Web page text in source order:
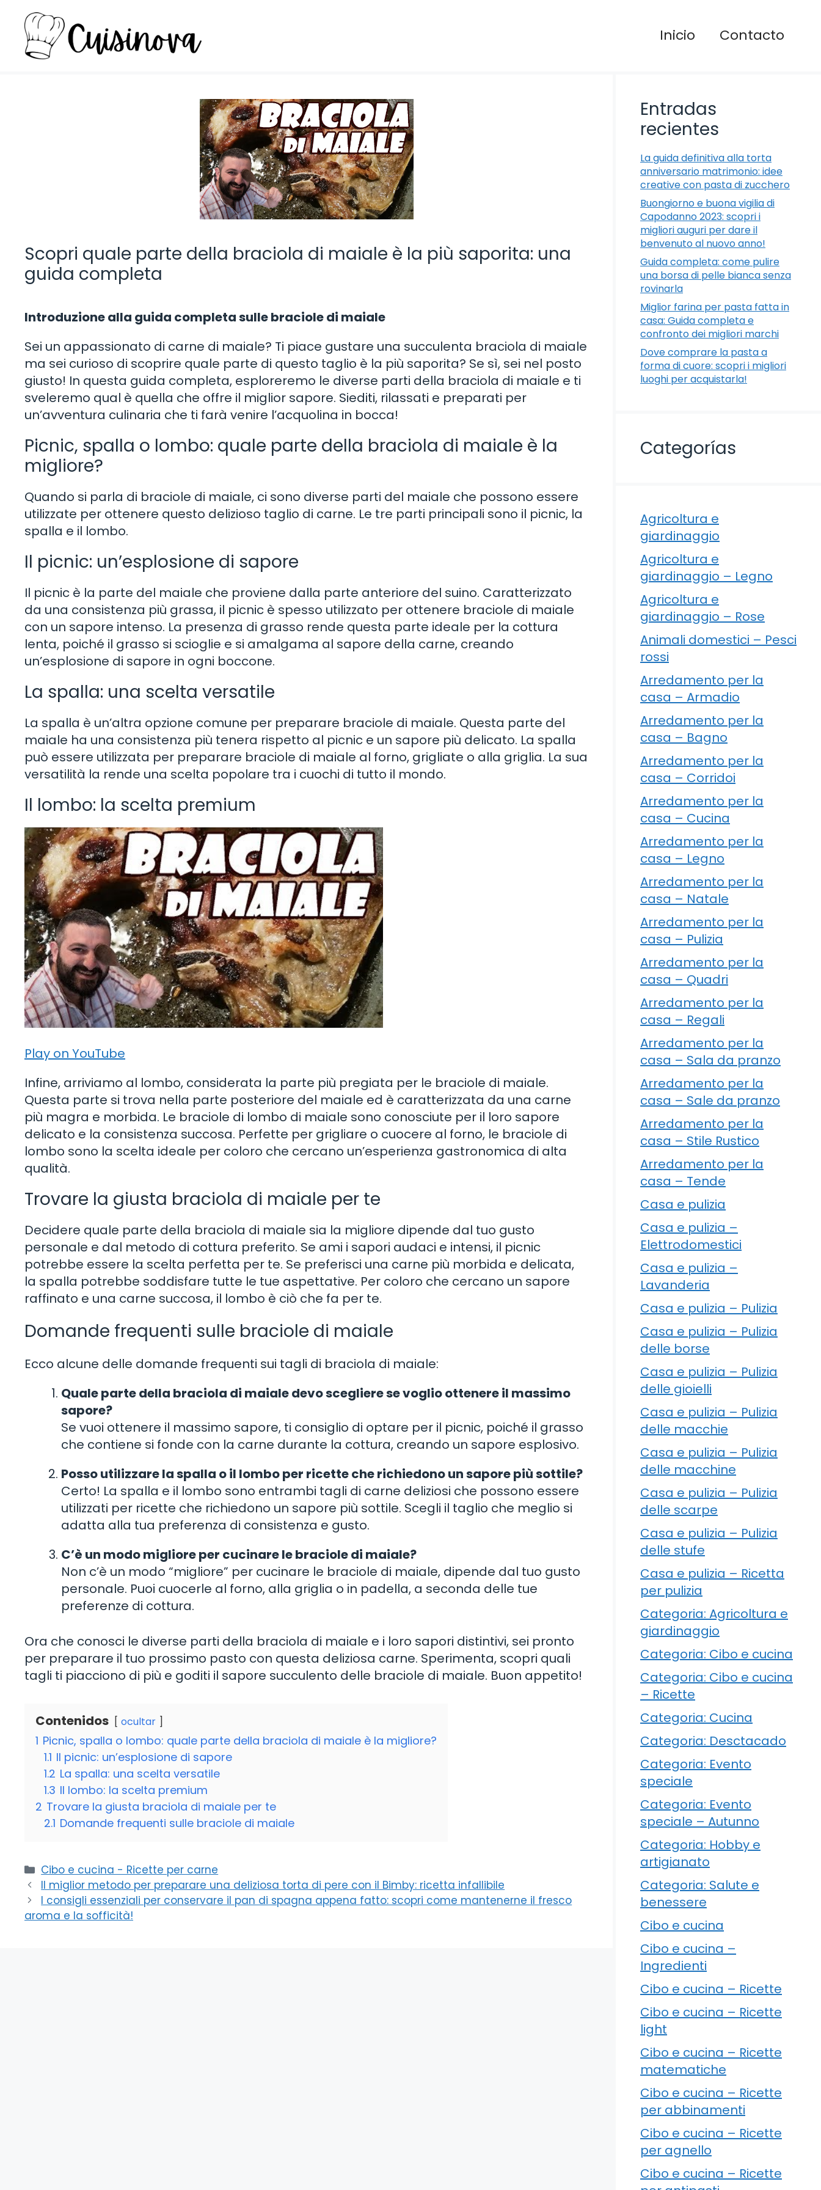
contenuto
Inicio Contacto
Scopri quale parte della braciola di maiale è la più saporita: una
guida completa
Introduzione alla guida completa sulle braciole di maiale
Sei un appassionato di carne di maiale? Ti piace gustare una succulenta braciola di maiale
ma sei curioso di scoprire quale parte di questo taglio è la più saporita? Se sì, sei nel posto
giusto! In questa guida completa, esploreremo le diverse parti della braciola di maiale e ti
sveleremo qual è quella che offre il miglior sapore. Siediti, rilassati e preparati per
un’avventura culinaria che ti farà venire l’acquolina in bocca!
Picnic, spalla o lombo: quale parte della braciola di maiale è la
migliore?
Quando si parla di braciole di maiale, ci sono diverse parti del maiale che possono essere
utilizzate per ottenere questo delizioso taglio di carne. Le tre parti principali sono il picnic, la
spalla e il lombo.
Il picnic: un’esplosione di sapore
Il picnic è la parte del maiale che proviene dalla parte anteriore del suino. Caratterizzato
da una consistenza più grassa, il picnic è spesso utilizzato per ottenere braciole di maiale
con un sapore intenso. La presenza di grasso rende questa parte ideale per la cottura
lenta, poiché il grasso si scioglie e si amalgama al sapore della carne, creando
un’esplosione di sapore in ogni boccone.
La spalla: una scelta versatile
La spalla è un’altra opzione comune per preparare braciole di maiale. Questa parte del
maiale ha una consistenza più tenera rispetto al picnic e un sapore più delicato. La spalla
può essere utilizzata per preparare braciole di maiale al forno, grigliate o alla griglia. La sua
versatilità la rende una scelta popolare tra i cuochi di tutto il mondo.
Il lombo: la scelta premium
Play on YouTube
Infine, arriviamo al lombo, considerata la parte più pregiata per le braciole di maiale.
Questa parte si trova nella parte posteriore del maiale ed è caratterizzata da una carne
più magra e morbida. Le braciole di lombo di maiale sono conosciute per il loro sapore
delicato e la consistenza succosa. Perfette per grigliare o cuocere al forno, le braciole di
lombo sono la scelta ideale per coloro che cercano un’esperienza gastronomica di alta
qualità.
Trovare la giusta braciola di maiale per te
Decidere quale parte della braciola di maiale sia la migliore dipende dal tuo gusto
personale e dal metodo di cottura preferito. Se ami i sapori audaci e intensi, il picnic
potrebbe essere la scelta perfetta per te. Se preferisci una carne più morbida e delicata,
la spalla potrebbe soddisfare tutte le tue aspettative. Per coloro che cercano un sapore
raffinato e una carne succosa, il lombo è ciò che fa per te.
Domande frequenti sulle braciole di maiale
Ecco alcune delle domande frequenti sui tagli di braciola di maiale:
Quale parte della braciola di maiale devo scegliere se voglio ottenere il massimo
sapore?
Se vuoi ottenere il massimo sapore, ti consiglio di optare per il picnic, poiché il grasso
che contiene si fonde con la carne durante la cottura, creando un sapore esplosivo.
Posso utilizzare la spalla o il lombo per ricette che richiedono un sapore più sottile?
Certo! La spalla e il lombo sono entrambi tagli di carne deliziosi che possono essere
utilizzati per ricette che richiedono un sapore più sottile. Scegli il taglio che meglio si
adatta alla tua preferenza di consistenza e gusto.
C’è un modo migliore per cucinare le braciole di maiale?
Non c’è un modo “migliore” per cucinare le braciole di maiale, dipende dal tuo gusto
personale. Puoi cuocerle al forno, alla griglia o in padella, a seconda delle tue
preferenze di cottura.
Ora che conosci le diverse parti della braciola di maiale e i loro sapori distintivi, sei pronto
per preparare il tuo prossimo pasto con questa deliziosa carne. Sperimenta, scopri quali
tagli ti piacciono di più e goditi il ​​sapore succulento delle braciole di maiale. Buon appetito!
Contenidos ocultar
1 Picnic, spalla o lombo: quale parte della braciola di maiale è la migliore?
1.1 Il picnic: un’esplosione di sapore
1.2 La spalla: una scelta versatile
1.3 Il lombo: la scelta premium
2 Trovare la giusta braciola di maiale per te
2.1 Domande frequenti sulle braciole di maiale
Categorie
Cibo e cucina - Ricette per carne
Il miglior metodo per preparare una deliziosa torta di pere con il Bimby: ricetta infallibile
I consigli essenziali per conservare il pan di spagna appena fatto: scopri come mantenerne il fresco
aroma e la sofficità!
Entradas
recientes
La guida definitiva alla torta
anniversario matrimonio: idee
creative con pasta di zucchero
Buongiorno e buona vigilia di
Capodanno 2023: scopri i
migliori auguri per dare il
benvenuto al nuovo anno!
Guida completa: come pulire
una borsa di pelle bianca senza
rovinarla
Miglior farina per pasta fatta in
casa: Guida completa e
confronto dei migliori marchi
Dove comprare la pasta a
forma di cuore: scopri i migliori
luoghi per acquistarla!
Categorías
Agricoltura e
giardinaggio
Agricoltura e
giardinaggio – Legno
Agricoltura e
giardinaggio – Rose
Animali domestici – Pesci
rossi
Arredamento per la
casa – Armadio
Arredamento per la
casa – Bagno
Arredamento per la
casa – Corridoi
Arredamento per la
casa – Cucina
Arredamento per la
casa – Legno
Arredamento per la
casa – Natale
Arredamento per la
casa – Pulizia
Arredamento per la
casa – Quadri
Arredamento per la
casa – Regali
Arredamento per la
casa – Sala da pranzo
Arredamento per la
casa – Sale da pranzo
Arredamento per la
casa – Stile Rustico
Arredamento per la
casa – Tende
Casa e pulizia
Casa e pulizia –
Elettrodomestici
Casa e pulizia –
Lavanderia
Casa e pulizia – Pulizia
Casa e pulizia – Pulizia
delle borse
Casa e pulizia – Pulizia
delle gioielli
Casa e pulizia – Pulizia
delle macchie
Casa e pulizia – Pulizia
delle macchine
Casa e pulizia – Pulizia
delle scarpe
Casa e pulizia – Pulizia
delle stufe
Casa e pulizia – Ricetta
per pulizia
Categoria: Agricoltura e
giardinaggio
Categoria: Cibo e cucina
Categoria: Cibo e cucina
– Ricette
Categoria: Cucina
Categoria: Desctacado
Categoria: Evento
speciale
Categoria: Evento
speciale – Autunno
Categoria: Hobby e
artigianato
Categoria: Salute e
benessere
Cibo e cucina
Cibo e cucina –
Ingredienti
Cibo e cucina – Ricette
Cibo e cucina – Ricette
light
Cibo e cucina – Ricette
matematiche
Cibo e cucina – Ricette
per abbinamenti
Cibo e cucina – Ricette
per agnello
Cibo e cucina – Ricette